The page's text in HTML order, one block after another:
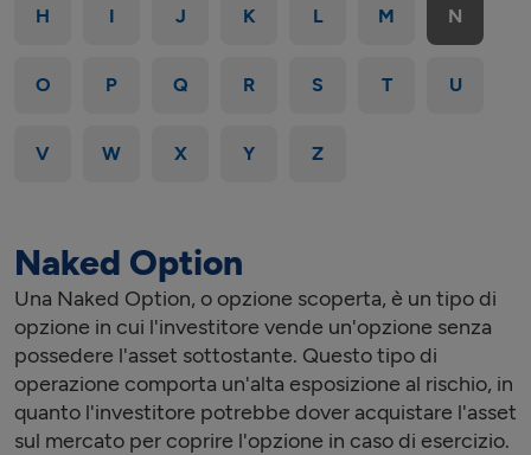
H I J K L M N
O P Q R S T U
V W X Y Z
Naked Option
Una Naked Option, o opzione scoperta, è un tipo di
opzione in cui l'investitore vende un'opzione senza
possedere l'asset sottostante. Questo tipo di
operazione comporta un'alta esposizione al rischio, in
quanto l'investitore potrebbe dover acquistare l'asset
sul mercato per coprire l'opzione in caso di esercizio.